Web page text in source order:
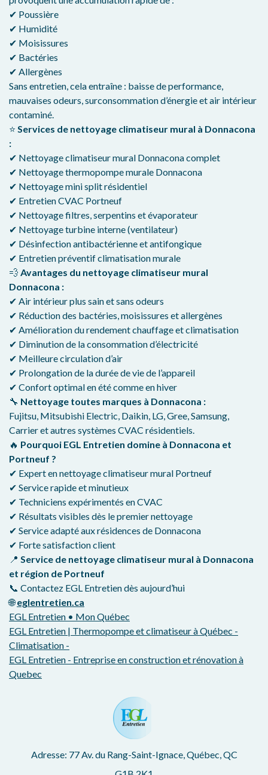
✔ Poussière
✔ Humidité
✔ Moisissures
✔ Bactéries
✔ Allergènes
Sans entretien, cela entraîne : baisse de performance,
mauvaises odeurs, surconsommation d’énergie et air intérieur
contaminé.
⭐ Services de nettoyage climatiseur mural à Donnacona
:
✔ Nettoyage climatiseur mural Donnacona complet
✔ Nettoyage thermopompe murale Donnacona
✔ Nettoyage mini split résidentiel
✔ Entretien CVAC Portneuf
✔ Nettoyage filtres, serpentins et évaporateur
✔ Nettoyage turbine interne (ventilateur)
✔ Désinfection antibactérienne et antifongique
✔ Entretien préventif climatisation murale
💨 Avantages du nettoyage climatiseur mural
Donnacona :
✔ Air intérieur plus sain et sans odeurs
✔ Réduction des bactéries, moisissures et allergènes
✔ Amélioration du rendement chauffage et climatisation
✔ Diminution de la consommation d’électricité
✔ Meilleure circulation d’air
✔ Prolongation de la durée de vie de l’appareil
✔ Confort optimal en été comme en hiver
🔧 Nettoyage toutes marques à Donnacona :
Fujitsu, Mitsubishi Electric, Daikin, LG, Gree, Samsung,
Carrier et autres systèmes CVAC résidentiels.
🔥 Pourquoi EGL Entretien domine à Donnacona et
Portneuf ?
✔ Expert en nettoyage climatiseur mural Portneuf
✔ Service rapide et minutieux
✔ Techniciens expérimentés en CVAC
✔ Résultats visibles dès le premier nettoyage
✔ Service adapté aux résidences de Donnacona
✔ Forte satisfaction client
📍 Service de nettoyage climatiseur mural à Donnacona
et région de Portneuf
📞 Contactez EGL Entretien dès aujourd’hui
🌐eglentretien.ca
EGL Entretien • Mon Québec
EGL Entretien | Thermopompe et climatiseur à Québec -
Climatisation -
EGL Entretien - Entreprise en construction et rénovation à
Quebec
Adresse: 77 Av. du Rang-Saint-Ignace, Québec, QC